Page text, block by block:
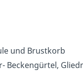
und Brustkorb
Beckengürtel,